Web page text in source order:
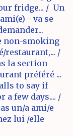
fridge... / Un
- va se
non-smoking
restaurant,... /
la section
préféré ...
to say if
a few days.... /
un/a ami/e
lui /elle